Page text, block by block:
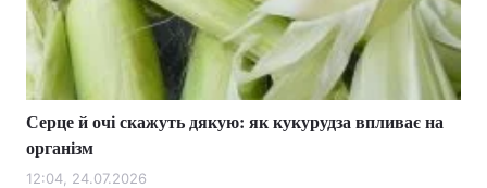
Серце й очі скажуть дякую: як кукурудза впливає на
організм
12:04, 24.07.2026